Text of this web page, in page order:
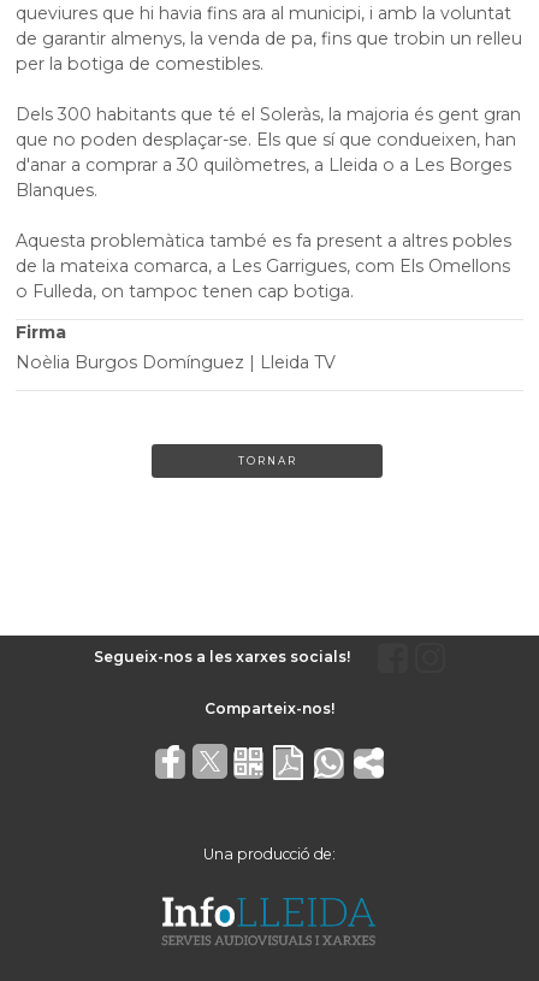
queviures que hi havia fins ara al municipi, i amb la voluntat
de garantir almenys, la venda de pa, fins que trobin un relleu
per la botiga de comestibles.
Dels 300 habitants que té el Soleràs, la majoria és gent gran
que no poden desplaçar-se. Els que sí que condueixen, han
d'anar a comprar a 30 quilòmetres, a Lleida o a Les Borges
Blanques.
Aquesta problemàtica també es fa present a altres pobles
de la mateixa comarca, a Les Garrigues, com Els Omellons
o Fulleda, on tampoc tenen cap botiga.
Firma
Noèlia Burgos Domínguez | Lleida TV
TORNAR
Segueix-nos a les xarxes socials!
Una producció de: